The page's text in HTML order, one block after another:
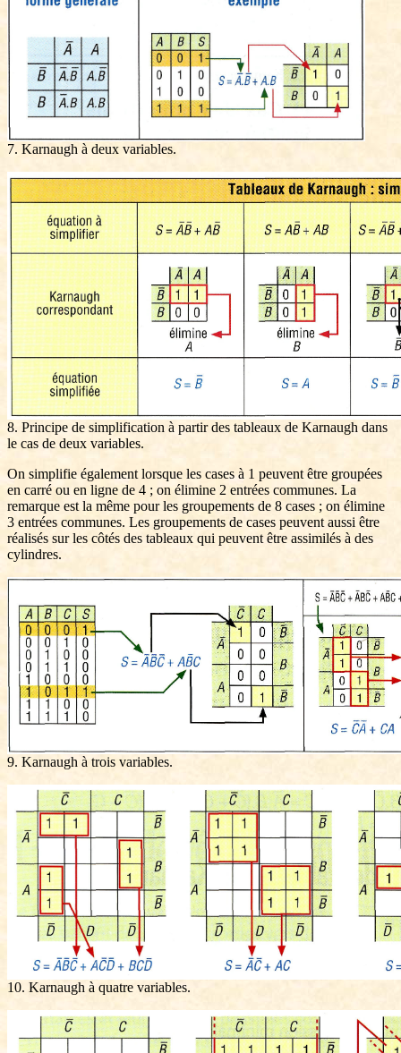
7. Karnaugh à deux variables.
8. Principe de simplification à partir des tableaux de Karnaugh dans
le cas de deux variables.
On simplifie également lorsque les cases à 1 peuvent être groupées
en carré ou en ligne de 4 ; on élimine 2 entrées communes. La
remarque est la même pour les groupements de 8 cases ; on élimine
3 entrées communes. Les groupements de cases peuvent aussi être
réalisés sur les côtés des tableaux qui peuvent être assimilés à des
cylindres.
9. Karnaugh à trois variables.
10. Karnaugh à quatre variables.